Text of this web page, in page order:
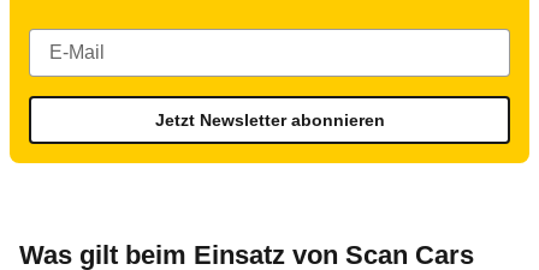
Jetzt Newsletter abonnieren
Was gilt beim Einsatz von Scan Cars